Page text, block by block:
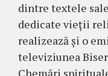
dintre textele
dedicate vieţii
realizează şi o
televiziunea
Chemări